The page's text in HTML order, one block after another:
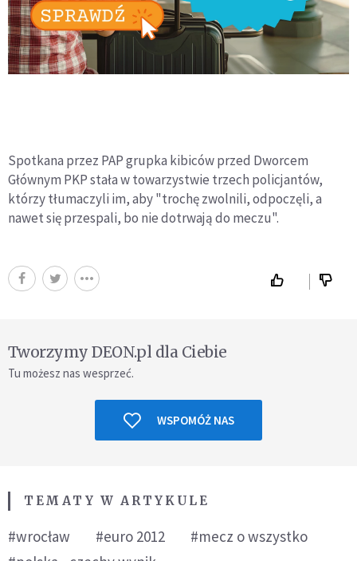
Spotkana przez PAP grupka kibiców przed Dworcem
Głównym PKP stała w towarzystwie trzech policjantów,
którzy tłumaczyli im, aby "trochę zwolnili, odpoczęli, a
nawet się przespali, bo nie dotrwają do meczu".
Tworzymy DEON.pl dla Ciebie
Tu możesz nas wesprzeć.
WSPOMÓŻ NAS
TEMATY W ARTYKULE
#wrocław #euro 2012
#mecz o wszystko